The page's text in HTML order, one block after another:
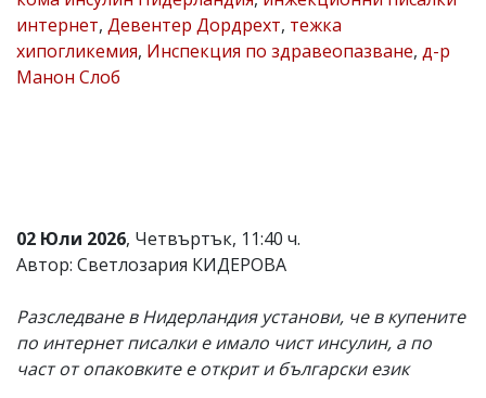
Коментарите
статиите
се
отговорност
за
тях!
откриете
обиден
за
вас
интернет, Девентер Дордрехт, тежка
хипогликемия, Инспекция по здравеопазване, д-р
Манон Слоб
02 Юли 2026, Четвъртък, 11:40 ч.
Автор: Светлозария КИДЕРОВА
Разследване в Нидерландия установи, че в купените
по интернет писалки е имало чист инсулин, а по
част от опаковките е открит и български език